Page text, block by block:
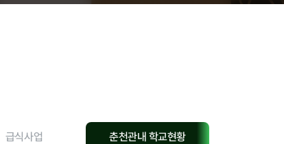
급식사업 춘천관내 학교현황